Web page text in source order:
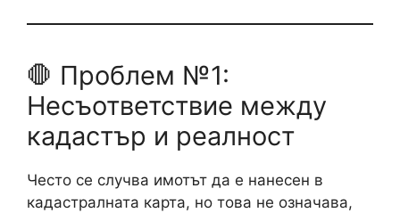
🛑 Проблем №1:
Несъответствие между
кадастър и реалност
Често се случва имотът да е нанесен в
кадастралната карта, но това не означава,